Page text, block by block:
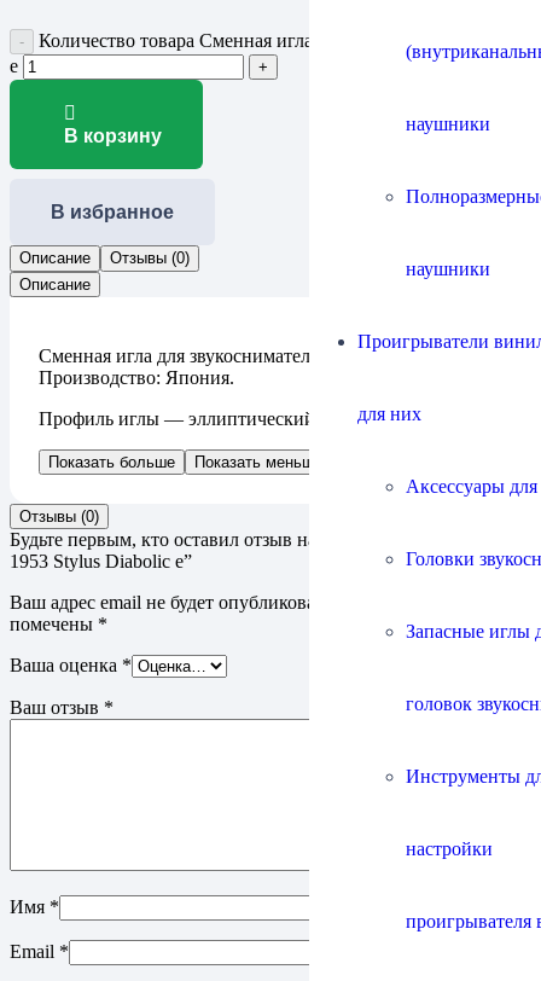
наушники
наушники
Проигрыватели
для них
Аксессуары
Головки
Запасные иглы
головок
Инструменты
настройки
проигрывателя
Количество товара Сменная игла Tonar 1953 Stylus Diabolic
e
В корзину
В избранное
Описание
Отзывы (0)
Описание
Сменная игла для звукоснимателя Tonar Diabolic E.
Производство: Япония.
Профиль иглы — эллиптический.
Показать больше Показать меньше
Отзывы (0)
Будьте первым, кто оставил отзыв на “Сменная игла Tonar
1953 Stylus Diabolic e”
Ваш адрес email не будет опубликован.
помечены *
Ваша оценка *
Ваш отзыв *
Имя *
Email *